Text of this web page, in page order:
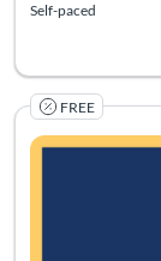
Self-paced
FREE
Listing Catalog:
Listing Date: Self-